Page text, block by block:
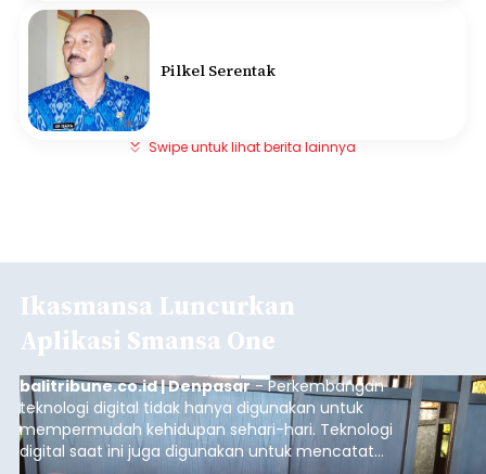
Pilkel Serentak
Swipe untuk lihat berita lainnya
Ikasmansa Luncurkan
Aplikasi Smansa One
balitribune.co.id | Denpasar- Perkembangan
teknologi digital tidak hanya digunakan untuk
mempermudah kehidupan sehari-hari. Teknologi
digital saat ini juga digunakan untuk mencatat